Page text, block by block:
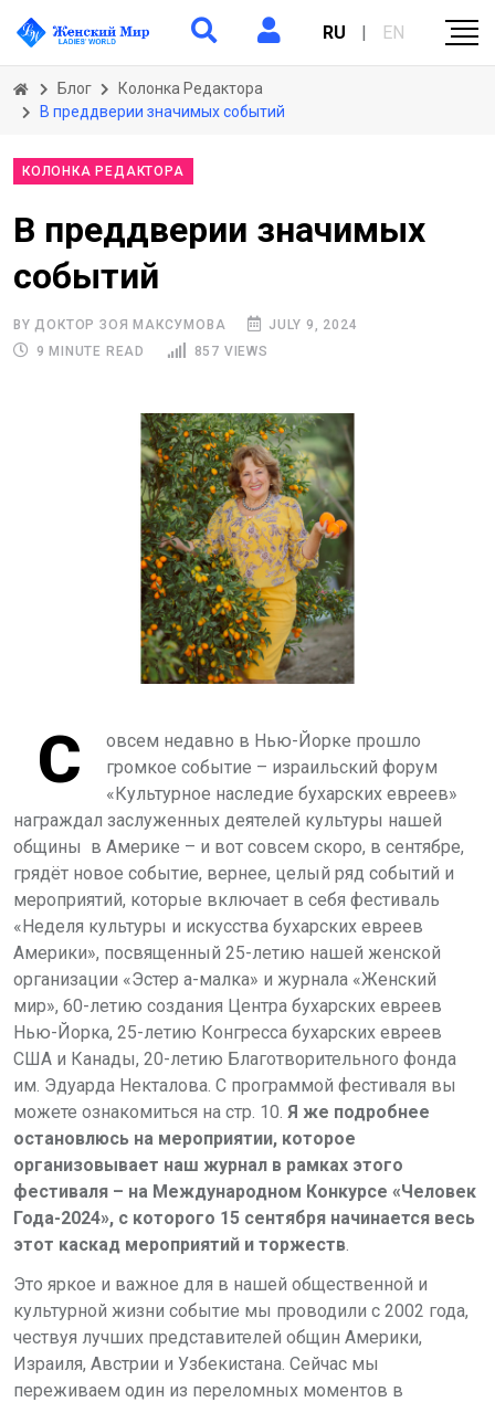
RU | EN
Блог
Колонка Редактора
В преддверии значимых событий
КОЛОНКА РЕДАКТОРА
В преддверии значимых
событий
BY ДОКТОР ЗОЯ МАКСУМОВА
JULY 9, 2024
9 MINUTE READ
857 VIEWS
С
овсем недавно в Нью-Йорке прошло
громкое событие – израильский форум
«Культурное наследие бухарских евреев»
награждал заслуженных деятелей культуры нашей
общины в Америке – и вот совсем скоро, в сентябре,
грядёт новое событие, вернее, целый ряд событий и
мероприятий, которые включает в себя фестиваль
«Неделя культуры и искусства бухарских евреев
Америки», посвященный 25-летию нашей женской
организации «Эстер а-малка» и журнала «Женский
мир», 60-летию создания Центра бухарских евреев
Нью-Йорка, 25-летию Конгресса бухарских евреев
США и Канады, 20-летию Благотворительного фонда
им. Эдуарда Некталова. С программой фестиваля вы
можете ознакомиться на стр. 10. Я же подробнее
остановлюсь на мероприятии, которое
организовывает наш журнал в рамках этого
фестиваля – на Международном Конкурсе «Человек
Года-2024», с которого 15 сентября начинается весь
этот каскад мероприятий и торжеств.
Это яркое и важное для в нашей общественной и
культурной жизни событие мы проводили с 2002 года,
чествуя лучших представителей общин Америки,
Израиля, Австрии и Узбекистана. Сейчас мы
переживаем один из переломных моментов в